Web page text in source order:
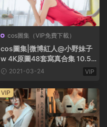
cos圖集（VIP免費下載）
cos圖集|微博紅人@小野妹子
w 4K原圖48套寫真合集 10.56
G 2021-03-24 VIP
VIP